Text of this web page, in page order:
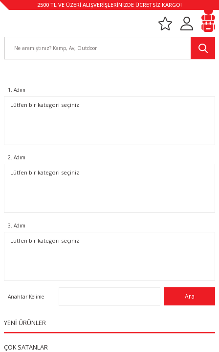
2500 TL VE ÜZERİ ALIŞVERİŞLERİNİZDE ÜCRETSİZ KARGO!
1. Adım
2. Adım
3. Adım
Anahtar Kelime
YENİ ÜRÜNLER
ÇOK SATANLAR